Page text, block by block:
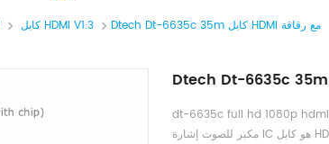
كابل HDMI V1.3 Dtech Dt-6635c 35m كابل HDMI مع رقاقة
dt-6635c full hd 1080p hdmi كابل 35m ذكر إلى الذكور HDMI 1.4v المدمج في رقاقة
مكبر للصوت إشارة IC هو كابل HDMI عالية الجودة ، ونقل إشارة HDMI ، ويدعم كامل HD